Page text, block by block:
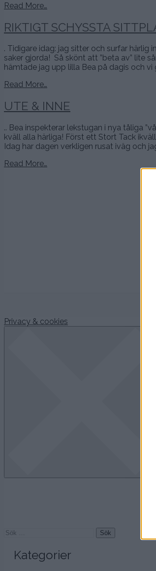
Read More…
RIKTIGT SCHYSSTA
. Tidigare idag: jag sitter och surfar
saker gjorda! Så skönt att ”beta av” lite
hämtade jag upp lilla Bea på dagis och vi
Read More…
UTE & INNE
.. Bea inspekterar lekstugan i nya tåliga
kväll alla härliga! Först ett Stort Tack
Idag har dagen verkligen rusat iväg och
Read More…
Privacy & cookies
Sök
Kategorier